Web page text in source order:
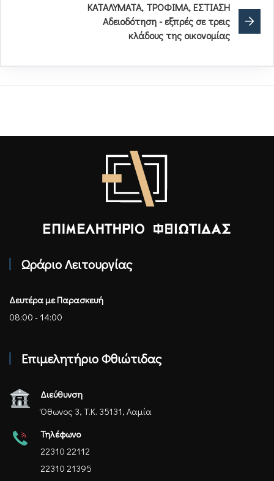
ΚΑΤΑΛΥΜΑΤΑ, ΤΡΟΦΙΜΑ, ΕΣΤΙΑΣΗ
Αδειοδότηση - εξπρές σε τρεις
κλάδους της οικονομίας
Ωράριο Λειτουργίας
Δευτέρα με Παρασκευή
08:00 - 14:00
Επιμελητήριο Φθιώτιδας
Διεύθυνση
Όθωνος 3, Τ.Κ. 35131, Λαμία
Τηλέφωνο
22310 22112
22310 21395